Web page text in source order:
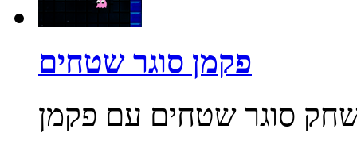
פקמן סוגר שטחים